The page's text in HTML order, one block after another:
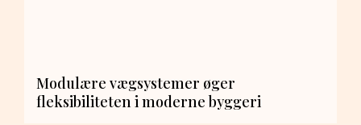
Modulære vægsystemer øger
fleksibiliteten i moderne byggeri